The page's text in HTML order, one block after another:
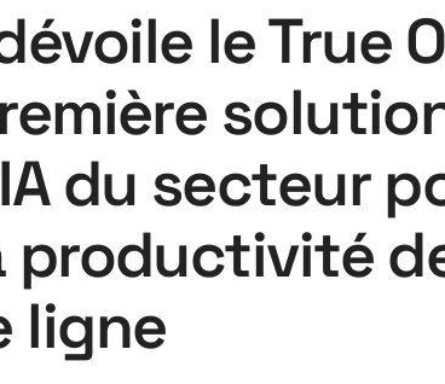
le True
du secteur
productivité
ligne